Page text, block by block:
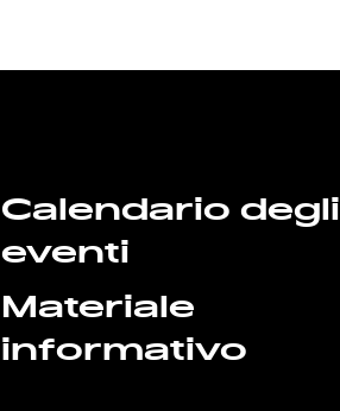
Calendario degli
eventi
Materiale
informativo